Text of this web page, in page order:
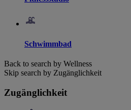
Schwimmbad
Back to search by Wellness
Skip search by Zugänglichkeit
Zugänglichkeit